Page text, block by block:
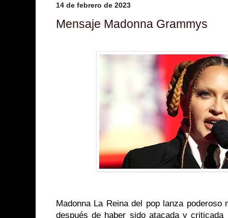
14 de febrero de 2023
Mensaje Madonna Grammys
Madonna La Reina del pop lanza
después de haber sido atacada y